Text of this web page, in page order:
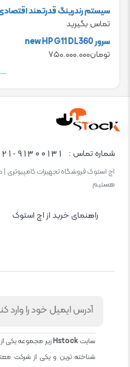
سیستم رندرینگ قدرتمند
تماس بگیرید
سرور new HP G11 DL360
تومان۷۵۰.۰۰۰.۰۰۰
شماره تماس : 91300131
اچ استوک فروشگاه تجهیزات کامپیوتری |
هستیم
راهنمای خرید از اچ استوک
سایتHstockزیر مجموعه یکی